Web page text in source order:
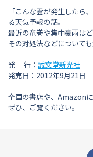
「こんな雲が発生した
る天気予報の話。
最近の竜巻や集中豪雨は
その対処法などについても
発 行： 誠文堂新光社
発売日：2012年9月21日
全国の書店や、Amazon
ぜひ、ご覧ください。